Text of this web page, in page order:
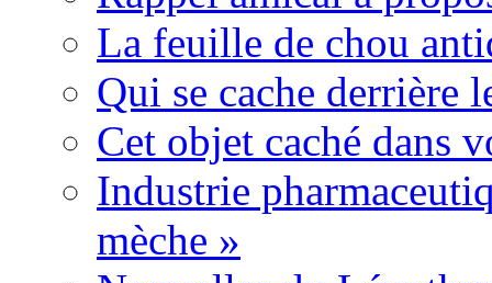
La feuille de chou
Qui se cache derrière
Cet objet caché dans
Industrie
mèche »